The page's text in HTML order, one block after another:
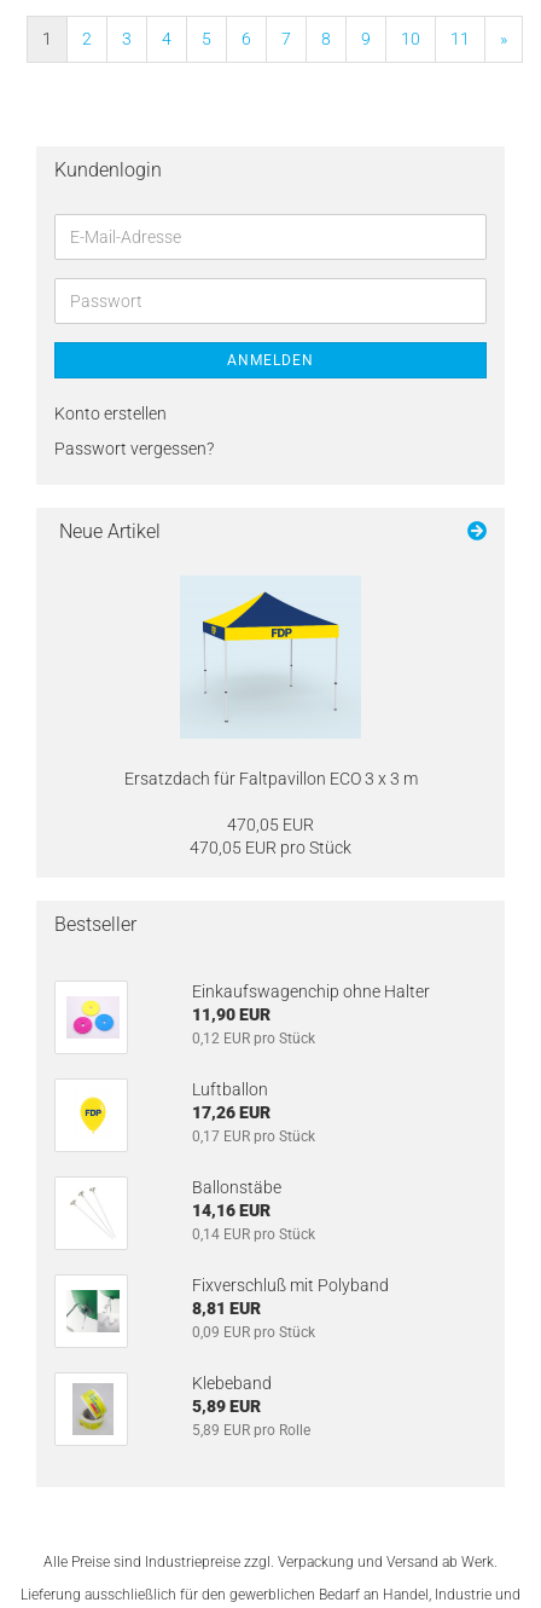
1 2 3 4 5 6 7 8 9 10 11 »
Kundenlogin
ANMELDEN
Konto erstellen
Passwort vergessen?
Neue Artikel
Ersatzdach für Faltpavillon ECO 3 x 3 m
470,05 EUR
470,05 EUR pro Stück
Bestseller
Einkaufswagenchip ohne Halter
11,90 EUR
0,12 EUR pro Stück
Luftballon
17,26 EUR
0,17 EUR pro Stück
Ballonstäbe
14,16 EUR
0,14 EUR pro Stück
Fixverschluß mit Polyband
8,81 EUR
0,09 EUR pro Stück
Klebeband
5,89 EUR
5,89 EUR pro Rolle
Alle Preise sind Industriepreise zzgl. Verpackung und Versand ab Werk.
Lieferung ausschließlich für den gewerblichen Bedarf an Handel, Industrie und